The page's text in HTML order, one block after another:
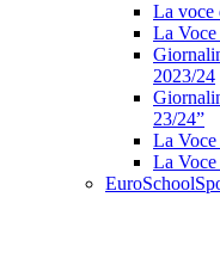
La voce
La
2023/24
23/24”
La
La